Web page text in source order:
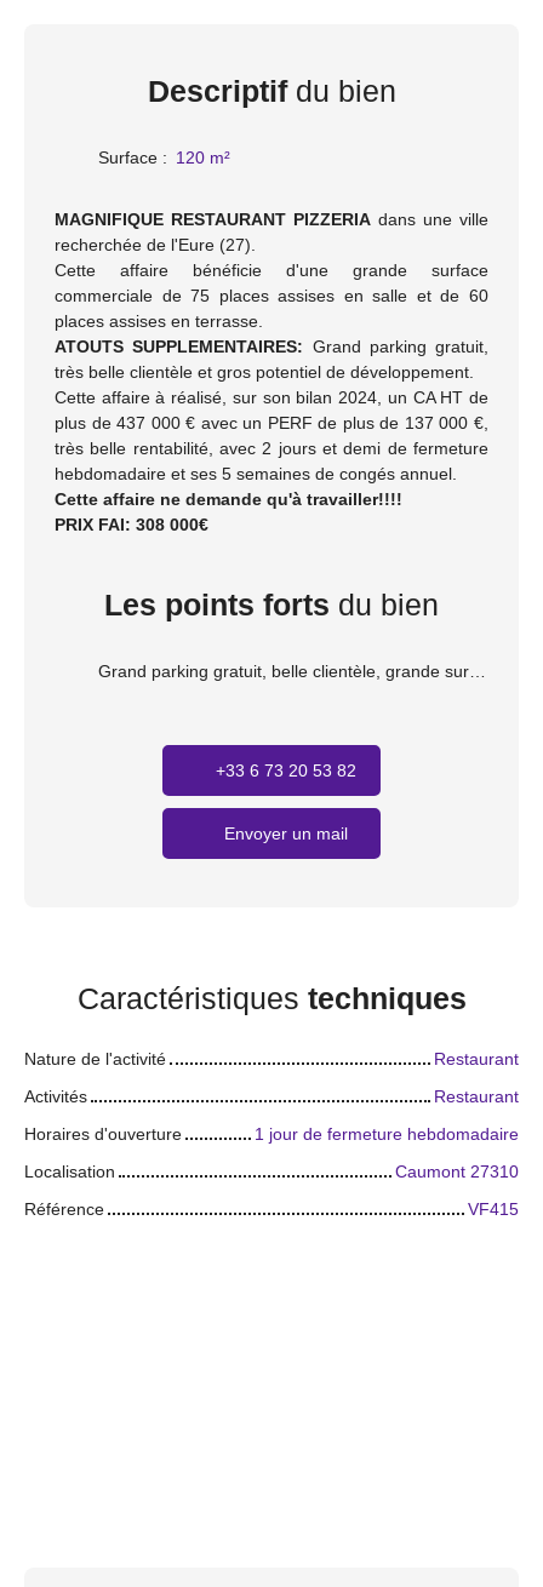
Descriptifdu bien
Surface : 120 m²
MAGNIFIQUE RESTAURANT PIZZERIA dans une ville
recherchée de l'Eure (27).
Cette affaire bénéficie d'une grande surface
commerciale de 75 places assises en salle et de 60
places assises en terrasse.
ATOUTS SUPPLEMENTAIRES: Grand parking gratuit,
très belle clientèle et gros potentiel de développement.
Cette affaire à réalisé, sur son bilan 2024, un CA HT de
plus de 437 000 € avec un PERF de plus de 137 000 €,
très belle rentabilité, avec 2 jours et demi de fermeture
hebdomadaire et ses 5 semaines de congés annuel.
Cette affaire ne demande qu'à travailler!!!!
PRIX FAI: 308 000€
Les points forts du bien
+33 6 73 20 53 82
Envoyer un mail
Caractéristiques techniques
Nature de l'activité
Restaurant
Activités
Restaurant
Horaires d'ouverture
1 jour de fermeture hebdomadaire
Localisation
Caumont 27310
Référence
VF415